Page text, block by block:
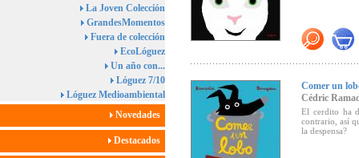
La Joven Colección
GrandesMomentos
Fuera de colección
EcoLóguez
Un año con...
Lóguez 7/10
Lóguez Medioambiental
Novedades
Destacados
Comer un
Cédric
El cerdito ha
contrario, así
la despensa?